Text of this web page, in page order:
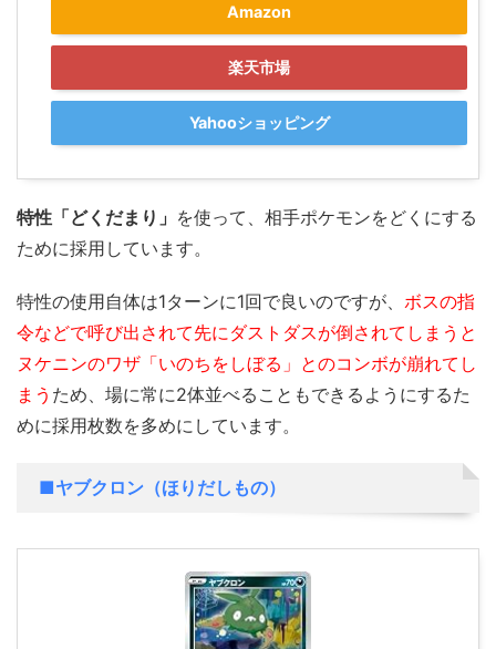
Amazon
楽天市場
Yahooショッピング
特性「どくだまり」 を使って、相手ポケモンをどくにする
ために採用しています。
特性の使用自体は1ターンに1回で良いのですが、 ボスの指
令などで呼び出されて先にダストダスが倒されてしまうと
ヌケニンのワザ「いのちをしぼる」とのコンボが崩れてし
まう ため、場に常に2体並べることもできるようにするた
めに採用枚数を多めにしています。
■ヤブクロン（ほりだしもの）